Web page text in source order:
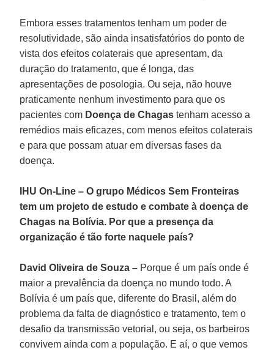
Embora esses tratamentos tenham um poder de
resolutividade, são ainda insatisfatórios do ponto de
vista dos efeitos colaterais que apresentam, da
duração do tratamento, que é longa, das
apresentações de posologia. Ou seja, não houve
praticamente nenhum investimento para que os
pacientes com Doença de Chagas tenham acesso a
remédios mais eficazes, com menos efeitos colaterais
e para que possam atuar em diversas fases da
doença.
IHU On-Line – O grupo Médicos Sem Fronteiras
tem um projeto de estudo e combate à doença de
Chagas na Bolívia. Por que a presença da
organização é tão forte naquele país?
David Oliveira de Souza – Porque é um país onde é
maior a prevalência da doença no mundo todo. A
Bolívia é um país que, diferente do Brasil, além do
problema da falta de diagnóstico e tratamento, tem o
desafio da transmissão vetorial, ou seja, os barbeiros
convivem ainda com a população. E aí, o que vemos